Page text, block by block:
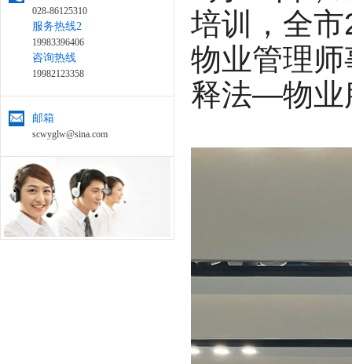
028-86125310
服务热线2
19983396406
咨询热线
19982123358
邮箱
scwyglw@sina.com
培训，全
物业管理
释法—物业